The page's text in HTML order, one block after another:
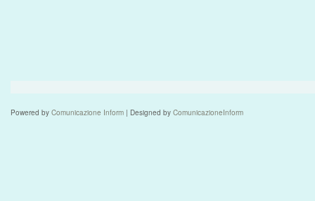
Powered by Comunicazione Inform | Designed by ComunicazioneInform